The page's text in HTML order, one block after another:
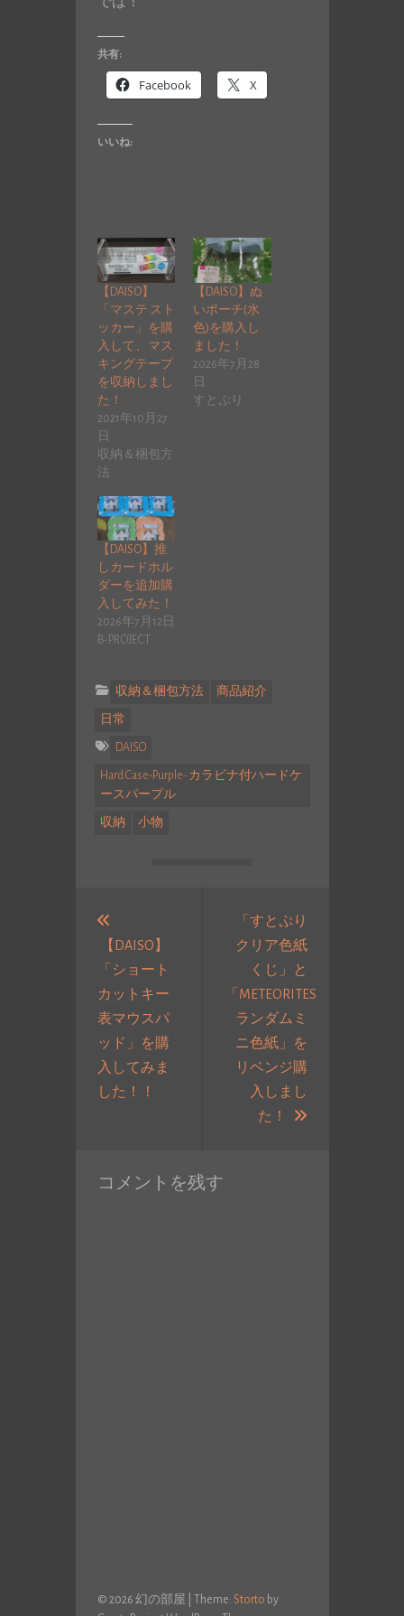
共有:
Facebook X
いいね:
【DAISO】
「マステ スト
ッカー」を購
入して、マス
キングテープ
を収納しまし
た！
2021年10月27
日
収納＆梱包方
法
【DAISO】ぬ
いポーチ(水
色)を購入し
ました！
2026年7月28
日
すとぷり
【DAISO】推
しカードホル
ダーを追加購
入してみた！
2026年7月12日
B-PROJECT
収納＆梱包方法 商品紹介
日常
DAISO
Hard Case-Purple- カラビナ付ハードケ
ースパープル
収納 小物
【DAISO】
「ショート
カットキー
表マウスパ
ッド」を購
入してみま
した！！
稿:
「すとぷり
クリア色紙
くじ」と
「METEORITES
ランダムミ
ニ色紙」を
リベンジ購
入しまし
た！
次
コメントを残す
© 2026 幻の部屋 Theme: Storto by